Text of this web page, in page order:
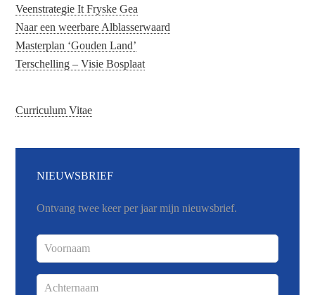
Veenstrategie It Fryske Gea
Naar een weerbare Alblasserwaard
Masterplan ‘Gouden Land’
Terschelling – Visie Bosplaat
Curriculum Vitae
NIEUWSBRIEF
Ontvang twee keer per jaar mijn nieuwsbrief.